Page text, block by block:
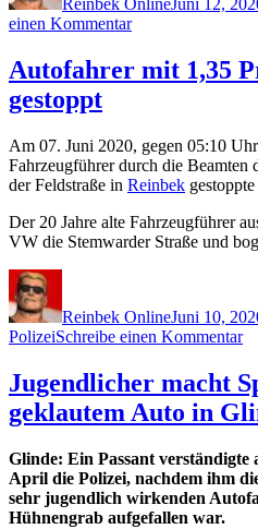
Reinbek OnlineJuni 12,
einen Kommentarzu
fährt
mit
im
Auto
zum
Imbiss
Autofahrer mit 1,35
gestoppt
Am 07. Juni 2020, gegen 05:10
Fahrzeugführer durch die Beamten
der Feldstraße in Reinbek
Der 20 Jahre alte Fahrzeugführer
VW die Stemwarder Straße und
Reinbek OnlineJuni 10,
PolizeiSchreibe einen Kommentarzu
mit
Jugendlicher macht
geklautem Auto in
Glinde: Ein Passant
April die Polizei, nachdem ihm
sehr jugendlich wirkenden
Hühnengrab aufgefallen war.